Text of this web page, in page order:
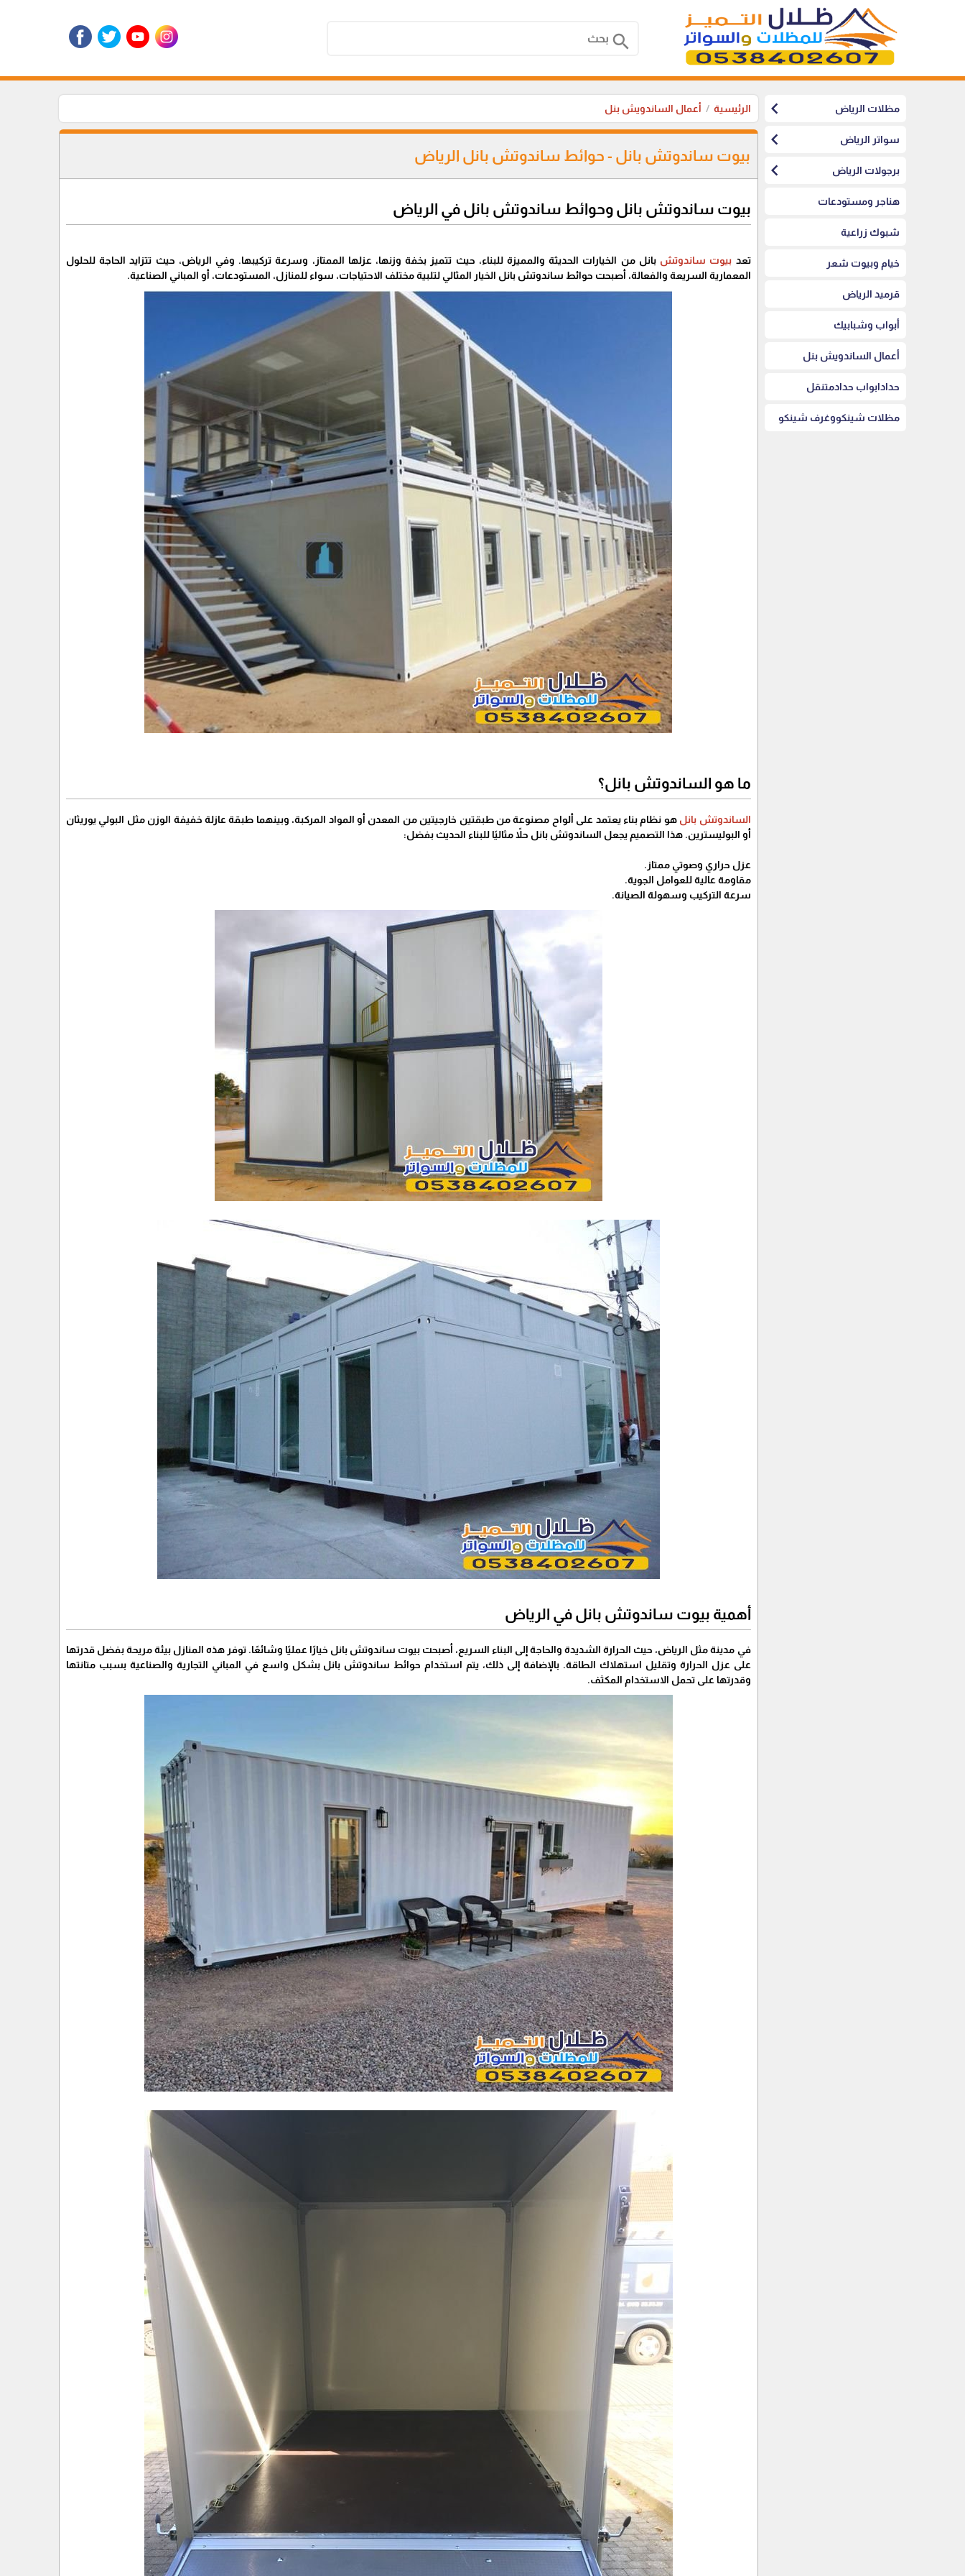
search
مظلات الرياض chevron_left
سواتر الرياض chevron_left
برجولات الرياض chevron_left
هناجر ومستودعات
شبوك زراعية
خيام وبيوت شعر
قرميد الرياض
أبواب وشبابيك
أعمال الساندويش بنل
حدادابواب حدادمتنقل
مظلات شينكووغرف شينكو
الرئيسية أعمال الساندويش بنل
بيوت ساندوتش بانل - حوائط ساندوتش بانل الرياض
بيوت ساندوتش بانل وحوائط ساندوتش بانل في الرياض
تعد بيوت ساندوتش بانل من الخيارات الحديثة والمميزة للبناء، حيث تتميز بخفة وزنها، عزلها الممتاز، وسرعة تركيبها. وفي الرياض، حيث تتزايد الحاجة للحلول
المعمارية السريعة والفعالة، أصبحت حوائط ساندوتش بانل الخيار المثالي لتلبية مختلف الاحتياجات، سواء للمنازل، المستودعات، أو المباني الصناعية.
ما هو الساندوتش بانل؟
الساندوتش بانل هو نظام بناء يعتمد على ألواح مصنوعة من طبقتين خارجيتين من المعدن أو المواد المركبة، وبينهما طبقة عازلة خفيفة الوزن مثل البولي يوريثان
أو البوليسترين. هذا التصميم يجعل الساندوتش بانل حلاً مثاليًا للبناء الحديث بفضل:
عزل حراري وصوتي ممتاز.
مقاومة عالية للعوامل الجوية.
سرعة التركيب وسهولة الصيانة.
أهمية بيوت ساندوتش بانل في الرياض
في مدينة مثل الرياض، حيث الحرارة الشديدة والحاجة إلى البناء السريع، أصبحت بيوت ساندوتش بانل خيارًا عمليًا وشائعًا. توفر هذه المنازل بيئة مريحة بفضل قدرتها
على عزل الحرارة وتقليل استهلاك الطاقة. بالإضافة إلى ذلك، يتم استخدام حوائط ساندوتش بانل بشكل واسع في المباني التجارية والصناعية بسبب متانتها
وقدرتها على تحمل الاستخدام المكثف.